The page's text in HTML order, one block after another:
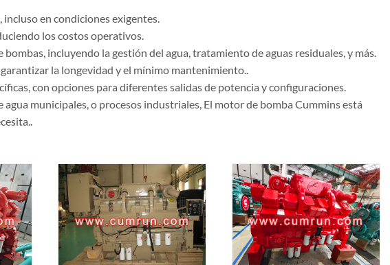
en condiciones exigentes.
los costos operativos.
incluyendo la gestión del agua, tratamiento de aguas residuales, y más.
la longevidad y el mínimo mantenimiento..
con opciones para diferentes salidas de potencia y configuraciones.
municipales, o procesos industriales, El motor de bomba Cummins está